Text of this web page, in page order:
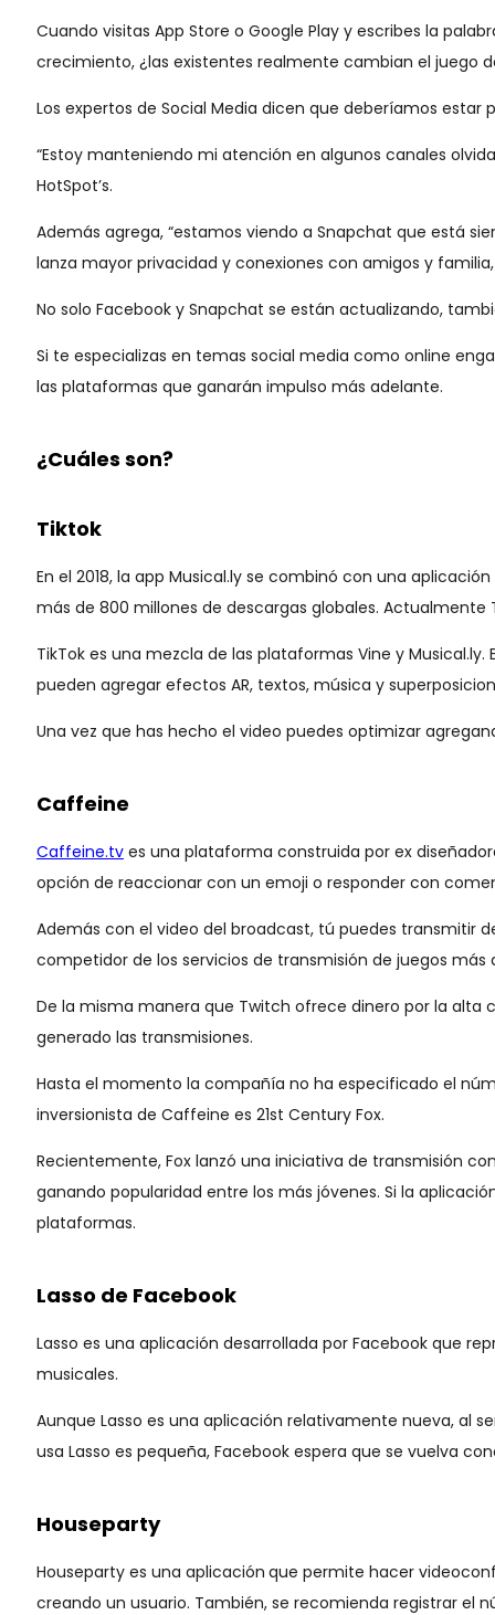
Cuando visitas App Store o Google Play y escribes la
crecimiento, ¿las existentes realmente cambian el juego
Los expertos de Social Media dicen que deberíamos
“Estoy manteniendo mi atención en algunos canales
HotSpot’s.
Además agrega, “estamos viendo a Snapchat que está
lanza mayor privacidad y conexiones con amigos y
No solo Facebook y Snapchat se están actualizando,
Si te especializas en temas social media como online
las plataformas que ganarán impulso más adelante.
¿Cuáles son?
Tiktok
En el 2018, la app Musical.ly se combinó con una
más de 800 millones de descargas globales.
TikTok es una mezcla de las plataformas Vine y
pueden agregar efectos AR, textos, música y
Una vez que has hecho el video puedes optimizar
Caffeine
Caffeine.tv es una plataforma construida por ex
opción de reaccionar con un emoji o responder con
Además con el video del broadcast, tú puedes transmitir
competidor de los servicios de transmisión de juegos
De la misma manera que Twitch ofrece dinero por la
generado las transmisiones.
Hasta el momento la compañía no ha especificado el
inversionista de Caffeine es 21st Century Fox.
Recientemente, Fox lanzó una iniciativa de transmisión
ganando popularidad entre los más jóvenes. Si la
plataformas.
Lasso de Facebook
Lasso es una aplicación desarrollada por Facebook que
musicales.
Aunque Lasso es una aplicación relativamente nueva, al
usa Lasso es pequeña, Facebook espera que se vuelva
Houseparty
Houseparty es una aplicación que permite hacer
creando un usuario. También, se recomienda registrar